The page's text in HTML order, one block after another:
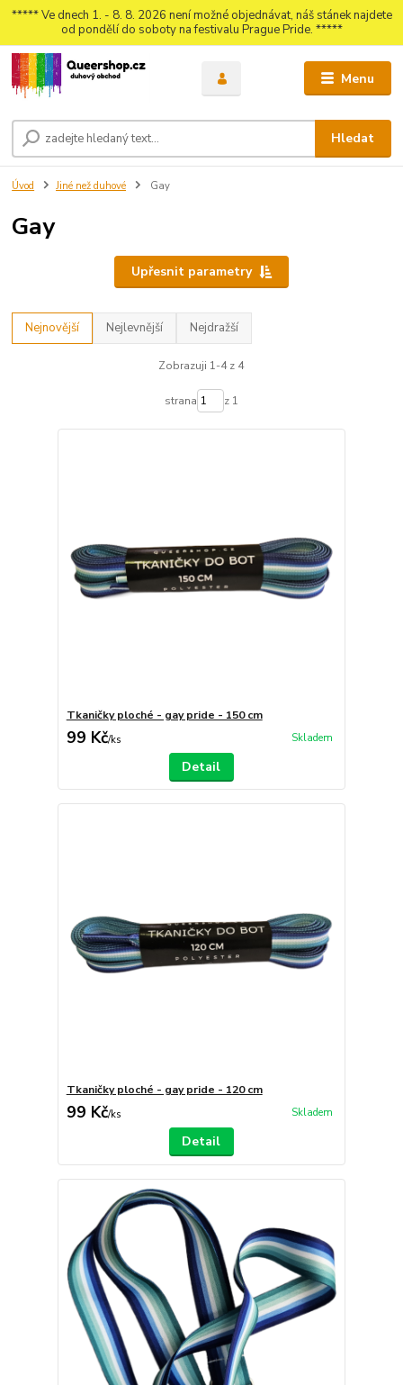
***** Ve dnech 1. - 8. 8. 2026 není možné objednávat, náš stánek najdete
od pondělí do soboty na festivalu Prague Pride. *****
Menu
Hledat
Úvod Jiné než duhové Gay
Gay
Upřesnit parametry
Nejnovější Nejlevnější Nejdražší
Zobrazuji 1-4 z 4
strana z 1
Tkaničky ploché - gay pride - 150 cm
99 Kč/ks Skladem
Detail
Tkaničky ploché - gay pride - 120 cm
99 Kč/ks Skladem
Detail